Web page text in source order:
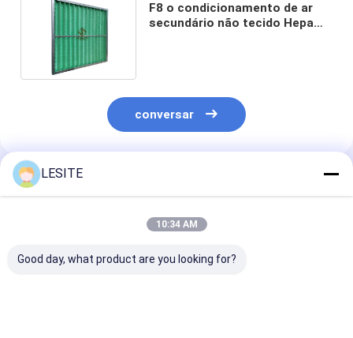
F8 o condicionamento de ar
secundário não tecido Hepa
conversar
Produtos Recomendados
LESITE
10:34 AM
Good day, what product are you looking for?